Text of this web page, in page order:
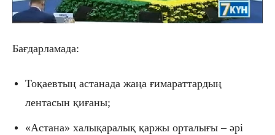
Бағдарламада:
Тоқаевтың астанада жаңа ғимараттардың
лентасын қиғаны;
«Астана» халықаралық қаржы орталығы – әрі